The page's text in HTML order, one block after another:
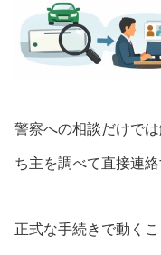
警察への相談だけで
ち主を調べて直接連
正式な手続きで動く